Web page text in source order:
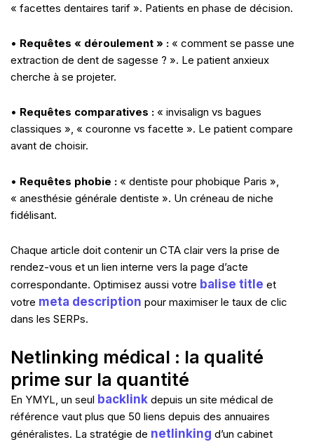
« facettes dentaires tarif ». Patients en phase de décision.
• Requêtes « déroulement » : « comment se passe une
extraction de dent de sagesse ? ». Le patient anxieux
cherche à se projeter.
• Requêtes comparatives : « invisalign vs bagues
classiques », « couronne vs facette ». Le patient compare
avant de choisir.
• Requêtes phobie : « dentiste pour phobique Paris »,
« anesthésie générale dentiste ». Un créneau de niche
fidélisant.
Chaque article doit contenir un CTA clair vers la prise de
rendez-vous et un lien interne vers la page d’acte
correspondante. Optimisez aussi votre balise title et
votre meta description pour maximiser le taux de clic
dans les SERPs.
Netlinking médical : la qualité
prime sur la quantité
En YMYL, un seul backlink depuis un site médical de
référence vaut plus que 50 liens depuis des annuaires
généralistes. La stratégie de netlinking d’un cabinet